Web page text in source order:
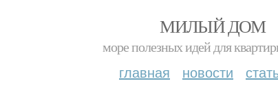
МИЛЫЙ ДОМ
море полезных идей для
главная новости